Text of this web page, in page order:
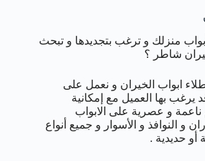
منزلك و ترغب بتجديدها و تبحث
شاطر ؟
ابواب الخيران و نعمل على
يرغب بها العميل مع إمكانية
و عصرية على الابواب
و النوافذ و الأسوار و جميع أنواع
أو حديدية .